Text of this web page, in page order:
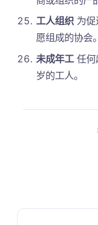
工人组织为促
愿组成的协会。
未成年工任何
岁的工人。